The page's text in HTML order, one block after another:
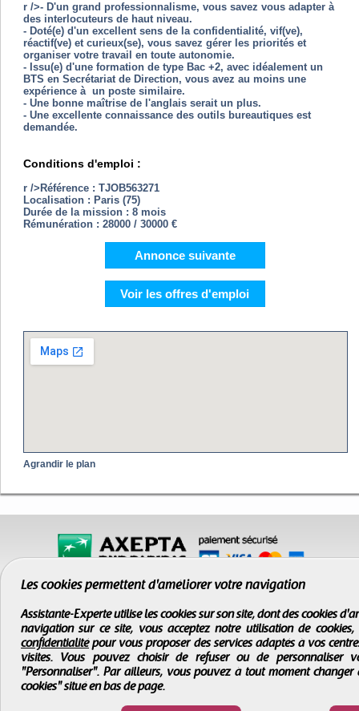
r />- D'un grand professionnalisme, vous savez vous adapter à
des interlocuteurs de haut niveau.
- Doté(e) d'un excellent sens de la confidentialité, vif(ve),
réactif(ve) et curieux(se), vous savez gérer les priorités et
organiser votre travail en toute autonomie.
- Issu(e) d'une formation de type Bac +2, avec idéalement un
BTS en Secrétariat de Direction, vous avez au moins une
expérience à un poste similaire.
- Une bonne maîtrise de l'anglais serait un plus.
- Une excellente connaissance des outils bureautiques est
demandée.
Conditions d'emploi :
r />Référence : TJOB563271
Localisation : Paris (75)
Durée de la mission : 8 mois
Rémunération : 28000 / 30000 €
Annonce suivante
Voir les offres d'emploi
Agrandir le plan
CGV-Infos légales
Assistante-Experte- Tous droits réservés © 2000 - 2026
Les cookies permettent d'améliorer votre navigation
Assistante-Experte utilise les cookies sur son site, dont des cookies
navigation sur ce site, vous acceptez notre utilisation de
confidentialitépour vous proposer des services adaptés à vos
visites. Vous pouvez choisir de refuser ou de
"Personnaliser". Par ailleurs, vous pouvez à tout moment
cookies" situé en bas de page.